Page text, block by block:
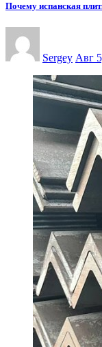
Почему испанская
Sergey Авг